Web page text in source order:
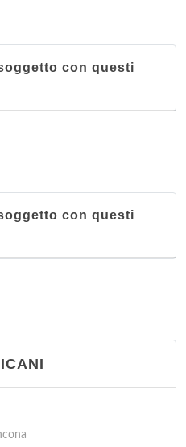
con questi
con questi